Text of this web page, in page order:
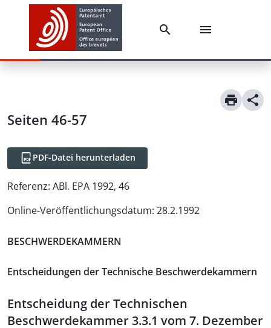
Seiten 46-57
PDF-Datei herunterladen
Referenz: ABl. EPA 1992, 46
Online-Veröffentlichungsdatum: 28.2.1992
BESCHWERDEKAMMERN
Entscheidungen der Technische Beschwerdekammern
Entscheidung der Technischen
Beschwerdekammer 3.3.1 vom 7. Dezember